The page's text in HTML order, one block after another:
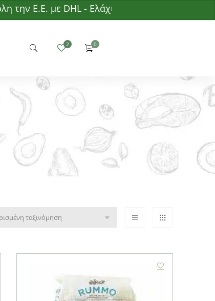
Ε.Ε. με DHL - Ελάχιστη παραγγελία 50€ -